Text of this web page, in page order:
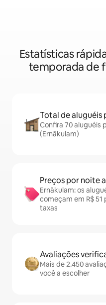
Estatísticas
temporada de
Total de aluguéis
Confira 70 aluguéis
(Ernākulam)
Preços por noite
Ernākulam: os
começam em R$
taxas
Avaliações
Mais de 2.450
você a escolher